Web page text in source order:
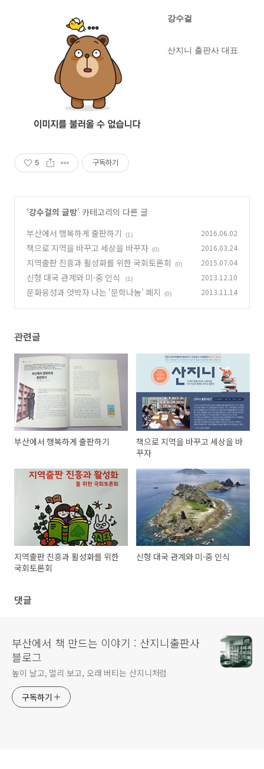
강수걸
산지니 출판사 대표
5 구독하기
'강수걸의 글방' 카테고리의 다른 글
부산에서 행복하게 출판하기
(1) 2016.06.02
책으로 지역을 바꾸고 세상을 바꾸자 (0) 2016.03.24
지역출판 진흥과 활성화를 위한 국회토론회 (0) 2015.07.04
신형 대국 관계와 미·중 인식 (1) 2013.12.10
문화융성과 엇박자 나는 '문학나눔' 폐지 (0) 2013.11.14
관련글
부산에서 행복하게 출판하기
책으로 지역을 바꾸고 세상을 바
꾸자
지역출판 진흥과 활성화를 위한
국회토론회
신형 대국 관계와 미·중 인식
댓글
부산에서 책 만드는 이야기 : 산지니출판사
블로그
높이 날고, 멀리 보고, 오래 버티는 산지니처럼
구독하기